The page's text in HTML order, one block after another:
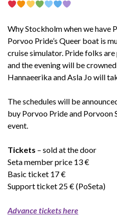
Why Stockholm when we have
Porvoo Pride’s Queer boat is
cruise simulator. Pride folks
and the evening will be
Hannaeerika and Asla Jo will
The schedules will be
buy Porvoo Pride and Porvoon
event.
Tickets – sold at the door
Seta member price 13 €
Basic ticket 17 €
Support ticket 25 € (PoSeta)
Advance tickets here